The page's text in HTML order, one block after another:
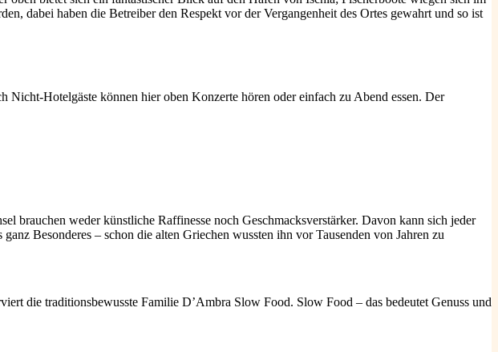
dabei haben die Betreiber den Respekt vor der Vergangenheit des Ortes gewahrt und so ist
Nicht-Hotelgäste können hier oben Konzerte hören oder einfach zu Abend essen. Der
brauchen weder künstliche Raffinesse noch Geschmacksverstärker. Davon kann sich jeder
Besonderes – schon die alten Griechen wussten ihn vor Tausenden von Jahren zu
die traditionsbewusste Familie D’Ambra Slow Food. Slow Food – das bedeutet Genuss und